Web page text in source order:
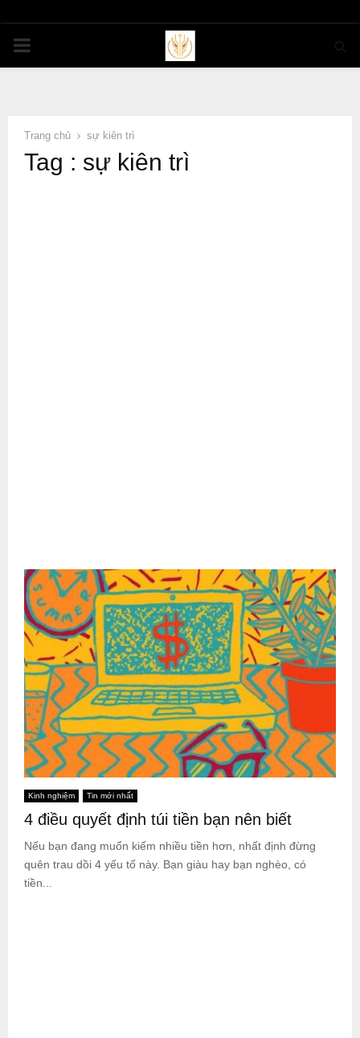
PRIMARY
Trang chủ sự kiên trì
Tag : sự kiên trì
Kinh nghiệm Tin mới nhất
4 điều quyết định túi tiền bạn nên biết
Nếu bạn đang muốn kiếm nhiều tiền hơn, nhất định đừng
quên trau dồi 4 yếu tố này. Bạn giàu hay bạn nghèo, có
tiền...